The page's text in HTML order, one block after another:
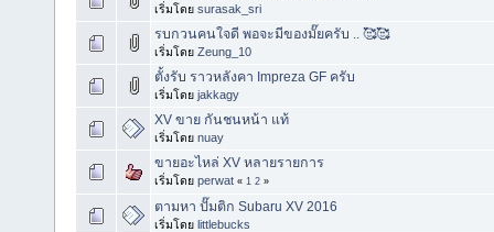
เริ่มโดย surasak_sri
รบกวนคนใจดี พอจะมีของมั๊ยครับ .. 🥰🥰
เริ่มโดย Zeung_10
ตั้งรับ ราวหลังคา Impreza GF ครับ
เริ่มโดย jakkagy
XV ขาย กันชนหน้า แท้
เริ่มโดย nuay
ขายอะไหล่ XV หลายรายการ
เริ่มโดย perwat « 1 2 »
ตามหา ปั๊มติก Subaru XV 2016
เริ่มโดย littlebucks